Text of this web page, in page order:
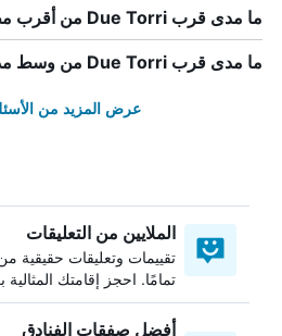
ما مدى قرب Due Torri من أقرب مطار، مطار بولونيا؟
ما مدى قرب Due Torri من وسط مدينة بولونيا؟
عرض المزيد من
الملايين من التعليقات
تقييمات وتعليقات حقيقية
تمامًا. احجز إقامتك
أفضل صفقات الفنادق